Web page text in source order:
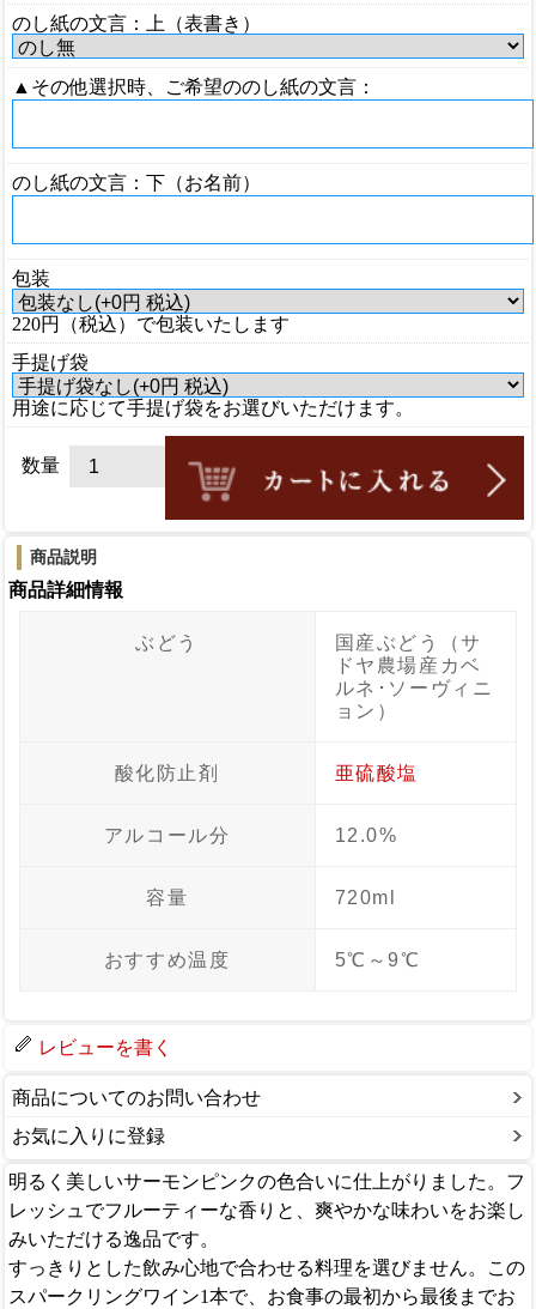
のし紙の文言：上（表書き）
▲その他選択時、ご希望ののし紙の文言：
のし紙の文言：下（お名前）
包装
220円（税込）で包装いたします
手提げ袋
用途に応じて手提げ袋をお選びいただけます。
数量
商品説明
商品詳細情報
ぶどう
国産ぶどう（サ
ドヤ農場産カベ
ルネ･ソーヴィニ
ョン）
酸化防止剤 亜硫酸塩
アルコール分 12.0%
容量 720ml
おすすめ温度 5℃～9℃
レビューを書く
商品についてのお問い合わせ
お気に入りに登録
明るく美しいサーモンピンクの色合いに仕上がりました。フ
レッシュでフルーティーな香りと、爽やかな味わいをお楽し
みいただける逸品です。
すっきりとした飲み心地で合わせる料理を選びません。この
スパークリングワイン1本で、お食事の最初から最後までお